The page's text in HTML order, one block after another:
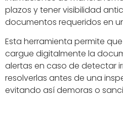
plazos y tener visibilidad
documentos requeridos en
Esta herramienta permite
cargue digitalmente la
alertas en caso de detectar
resolverlas antes de una
evitando así demoras o